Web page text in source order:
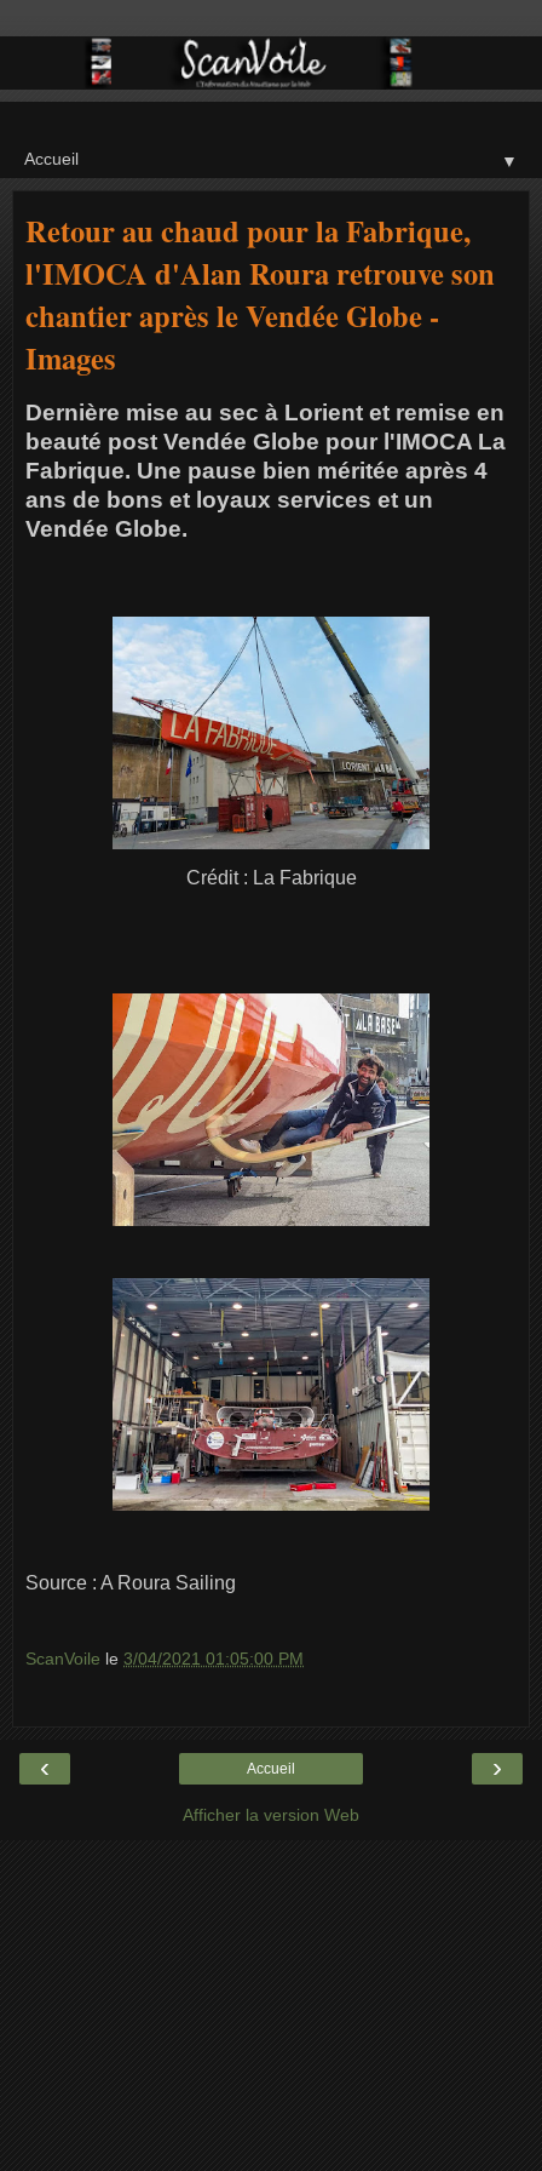
▼
Retour au chaud pour la Fabrique,
l'IMOCA d'Alan Roura retrouve son
chantier après le Vendée Globe -
Images
Dernière mise au sec à Lorient et remise en
beauté post Vendée Globe pour l'IMOCA La
Fabrique. Une pause bien méritée après 4
ans de bons et loyaux services et un
Vendée Globe.
Crédit : La Fabrique
Source : A Roura Sailing
ScanVoile le 3/04/2021 01:05:00 PM
‹ ›
Accueil
Afficher la version Web